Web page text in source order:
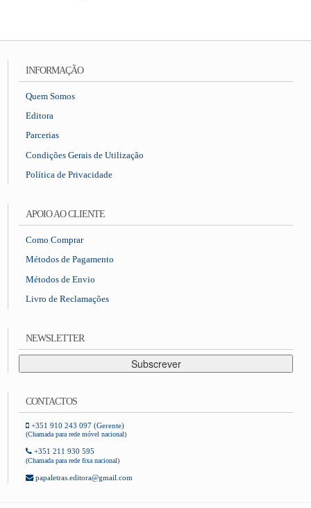
INFORMAÇÃO
Quem Somos
Editora
Parcerias
Condições Gerais de Utilização
Política de Privacidade
APOIO AO CLIENTE
Como Comprar
Métodos de Pagamento
Métodos de Envio
Livro de Reclamações
NEWSLETTER
Subscrever
CONTACTOS
+351 910 243 097 (Gerente)
(Chamada para rede móvel nacional)
+351 211 930 595
(Chamada para rede fixa nacional)
papaletras.editora@gmail.com